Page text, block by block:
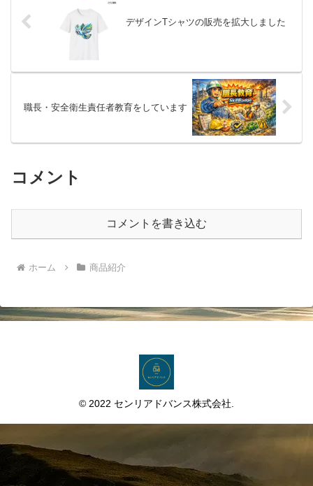
デザインTシャツの販売を拡大しました
職長・安全衛生責任者教育をしています
コメント
コメントを書き込む
ホーム 商品紹介
© 2022 センリアドバンス株式会社.